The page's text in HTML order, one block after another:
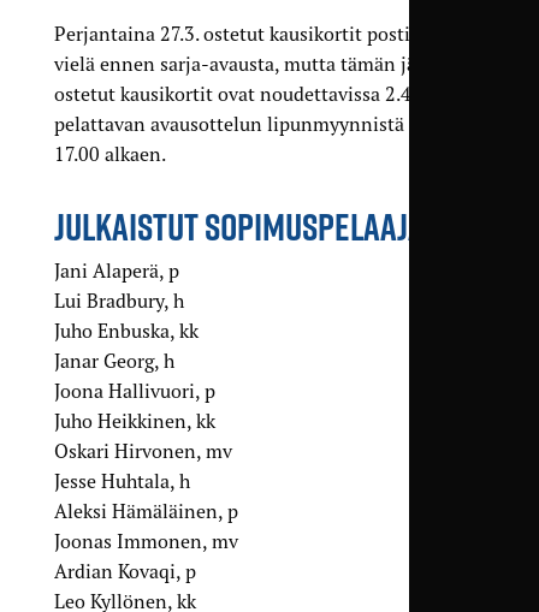
Perjantaina 27.3. ostetut kausikortit postitetaan
vielä ennen sarja-avausta, mutta tämän jälkeen
ostetut kausikortit ovat noudettavissa 2.4.
pelattavan avausottelun lipunmyynnistä klo
17.00 alkaen.
JULKAISTUT SOPIMUSPELAAJAT
Jani Alaperä, p
Lui Bradbury, h
Juho Enbuska, kk
Janar Georg, h
Joona Hallivuori, p
Juho Heikkinen, kk
Oskari Hirvonen, mv
Jesse Huhtala, h
Aleksi Hämäläinen, p
Joonas Immonen, mv
Ardian Kovaqi, p
Leo Kyllönen, kk